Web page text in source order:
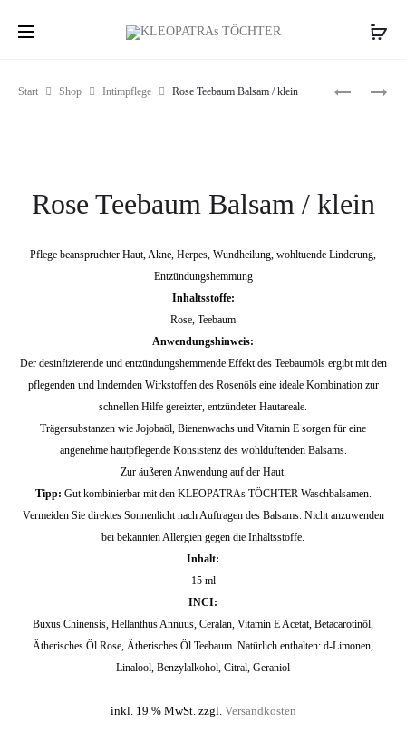
Start Shop Intimpflege Rose Teebaum Balsam / klein
Rose Teebaum Balsam / klein
Pflege beanspruchter Haut, Akne, Herpes, Wundheilung, wohltuende Linderung,
Entzündungshemmung
Inhaltsstoffe:
Rose, Teebaum
Anwendungshinweis:
Der desinfizierende und entzündungshemmende Effekt des Teebaumöls ergibt mit den
pflegenden und lindernden Wirkstoffen des Rosenöls eine ideale Kombination zur
schnellen Hilfe gereizter, entzündeter Hautareale.
Trägersubstanzen wie Jojobaöl, Bienenwachs und Vitamin E sorgen für eine
angenehme hautpflegende Konsistenz des wohlduftenden Balsams.
Zur äußeren Anwendung auf der Haut.
Tipp: Gut kombinierbar mit den KLEOPATRAs TÖCHTER Waschbalsamen.
Vermeiden Sie direktes Sonnenlicht nach Auftragen des Balsams. Nicht anzuwenden
bei bekannten Allergien gegen die Inhaltsstoffe.
Inhalt:
15 ml
INCI:
Buxus Chinensis, Hellanthus Annuus, Ceralan, Vitamin E Acetat, Betacarotinöl,
Ätherisches Öl Rose, Ätherisches Öl Teebaum. Natürlich enthalten: d-Limonen,
Linalool, Benzylalkohol, Citral, Geraniol
inkl. 19 % MwSt. zzgl. Versandkosten